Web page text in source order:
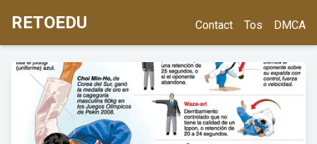
RETOEDU Contact Tos DMCA